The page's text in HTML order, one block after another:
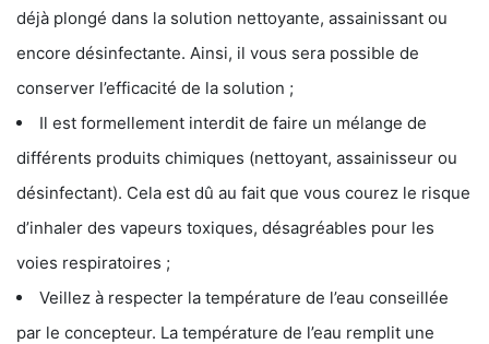
déjà plongé dans la solution nettoyante, assainissant ou
encore désinfectante. Ainsi, il vous sera possible de
conserver l’efficacité de la solution ;
Il est formellement interdit de faire un mélange de
différents produits chimiques (nettoyant, assainisseur ou
désinfectant). Cela est dû au fait que vous courez le risque
d’inhaler des vapeurs toxiques, désagréables pour les
voies respiratoires ;
Veillez à respecter la température de l’eau conseillée
par le concepteur. La température de l’eau remplit une